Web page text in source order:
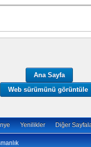
Ana Sayfa
Web sürümünü görüntüle
Yenilikler Diğer